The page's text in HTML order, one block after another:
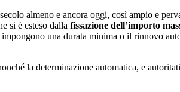
almeno e ancora oggi, così ampio e
si è esteso dalla fissazione dell’importo
una durata minima o il rinnovo
la determinazione automatica, e